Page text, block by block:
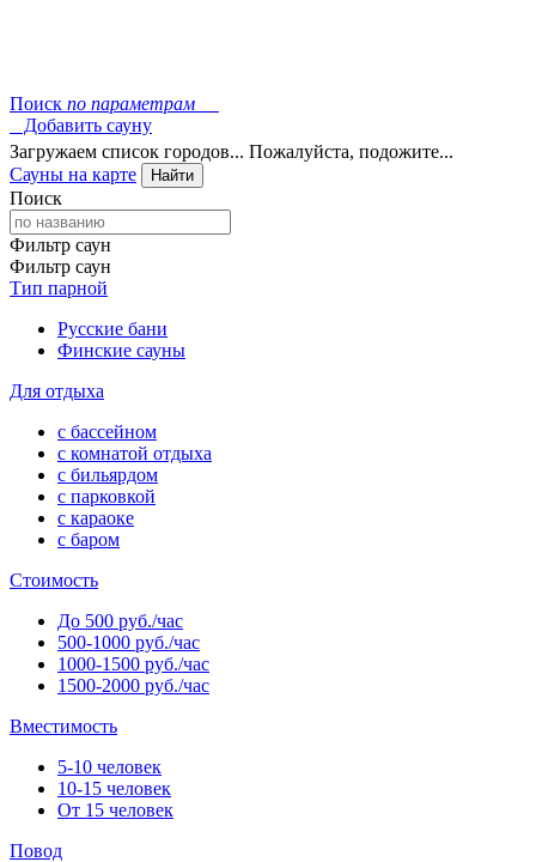
Поиск по параметрам
Добавить сауну
Загружаем список городов... Пожалуйста, подожите...
Сауны на карте
Найти
Поиск
Фильтр саун
Фильтр саун
Тип парной
Русские бани
Финские сауны
Для отдыха
с бассейном
с комнатой отдыха
с бильярдом
с парковкой
с караоке
с баром
Стоимость
До 500 руб./час
500-1000 руб./час
1000-1500 руб./час
1500-2000 руб./час
Вместимость
5-10 человек
10-15 человек
От 15 человек
Повод